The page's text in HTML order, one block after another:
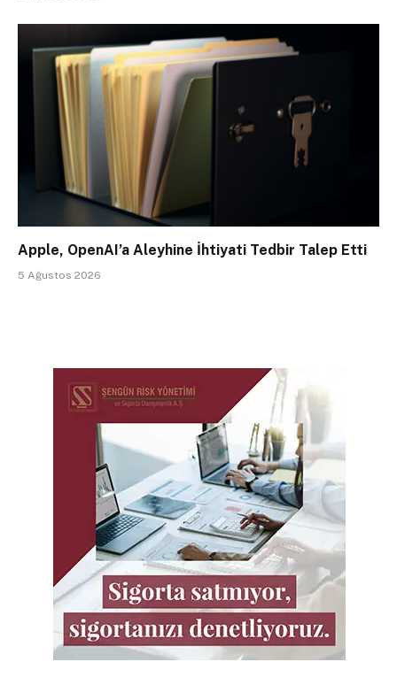
Apple, OpenAI’a Aleyhine İhtiyati Tedbir Talep Etti
5 Ağustos 2026